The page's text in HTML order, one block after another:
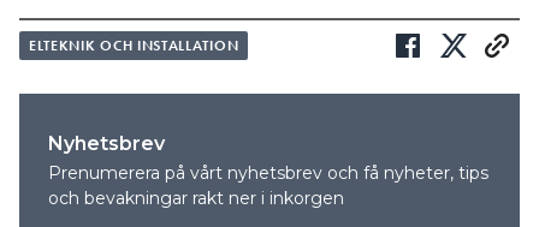
ELTEKNIK OCH INSTALLATION
Nyhetsbrev
Prenumerera på vårt nyhetsbrev och få nyheter, tips
och bevakningar rakt ner i inkorgen